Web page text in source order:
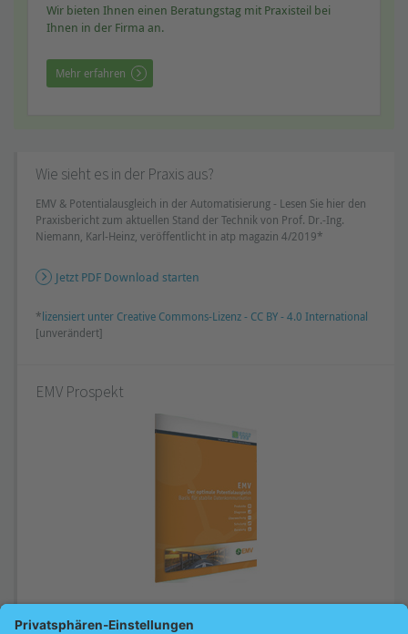
Wir bieten Ihnen einen Beratungstag mit Praxisteil bei
Ihnen in der Firma an.
Mehr erfahren
Wie sieht es in der Praxis aus?
EMV & Potentialausgleich in der Automatisierung - Lesen Sie hier den
Praxisbericht zum aktuellen Stand der Technik von Prof. Dr.-Ing.
Niemann, Karl-Heinz, veröffentlicht in atp magazin 4/2019*
Jetzt PDF Download starten
*lizensiert unter Creative Commons-Lizenz - CC BY - 4.0 International
[unverändert]
EMV Prospekt
Die Broschüre erläutert den EMV-gerechten Aufbau und zeigt, wie sich